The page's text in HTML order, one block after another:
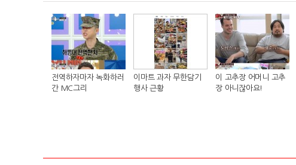
전역하자마자 녹화하러
간 MC그리
이마트 과자 무한담기
행사 근황
이 고추장 어머니 고추
장 아니잖아요!